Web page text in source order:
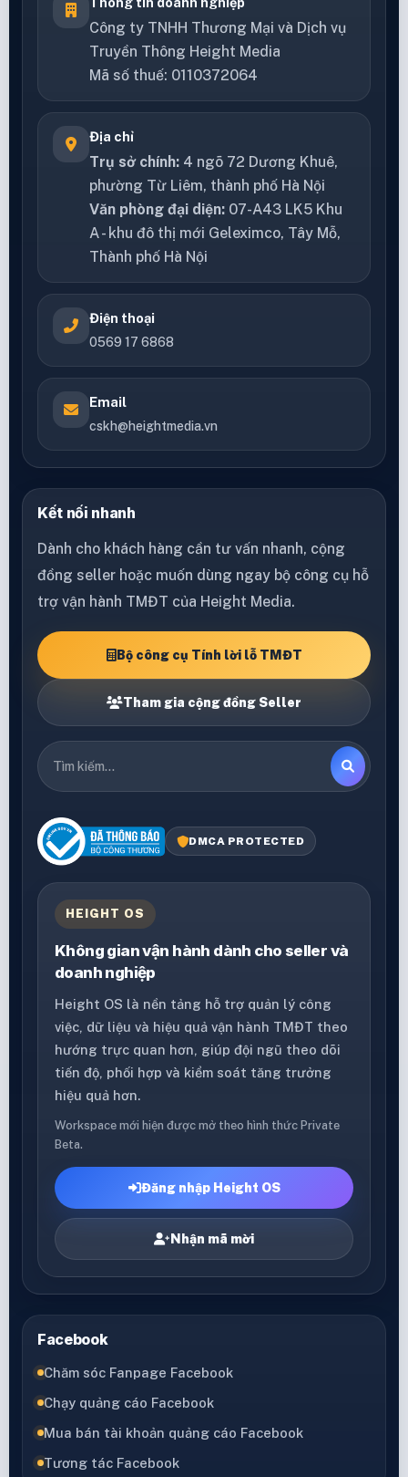
Công ty TNHH Thương Mại và Dịch vụ
Truyền Thông Height Media
Mã số thuế: 0110372064
Địa chỉ
Trụ sở chính: 4 ngõ 72 Dương Khuê,
phường Từ Liêm, thành phố Hà Nội
Văn phòng đại diện: 07-A43 LK5 Khu
A - khu đô thị mới Geleximco, Tây Mỗ,
Thành phố Hà Nội
Điện thoại
0569 17 6868
Email
cskh@heightmedia.vn
Kết nối nhanh
Dành cho khách hàng cần tư vấn nhanh, cộng
đồng seller hoặc muốn dùng ngay bộ công cụ hỗ
trợ vận hành TMĐT của Height Media.
Bộ công cụ Tính lời lỗ TMĐT
Tham gia cộng đồng Seller
DMCA PROTECTED
HEIGHT OS
Không gian vận hành dành cho seller và
doanh nghiệp
Height OS là nền tảng hỗ trợ quản lý công
việc, dữ liệu và hiệu quả vận hành TMĐT theo
hướng trực quan hơn, giúp đội ngũ theo dõi
tiến độ, phối hợp và kiểm soát tăng trưởng
hiệu quả hơn.
Workspace mới hiện được mở theo hình thức Private
Beta.
Đăng nhập Height OS
Nhận mã mời
Facebook
Chăm sóc Fanpage Facebook
Chạy quảng cáo Facebook
Mua bán tài khoản quảng cáo Facebook
Tương tác Facebook